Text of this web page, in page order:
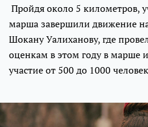
Пройдя около 5 километров,
марша завершили движение
Шокану Уалиханову, где
оценкам в этом году в марше
участие от 500 до 1000